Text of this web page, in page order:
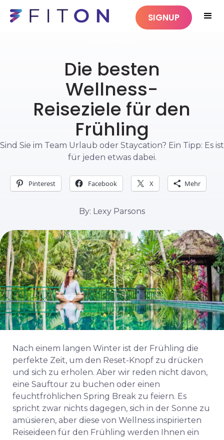
SIGNUP
Die besten
Wellness-
Reiseziele für den
Frühling
Sind Sie im Team Urlaub oder Staycation? Ein Tipp: Es ist
für jeden etwas dabei.
Pinterest Facebook X Mehr
By: Lexy Parsons
Nach einem langen Winter ist der Frühling die
perfekte Zeit, um den Reset-Knopf zu drücken
und sich zu erholen. Aber wir reden nicht davon,
eine Sauftour zu buchen oder einen
feuchtfröhlichen Spring Break zu feiern. Es
spricht zwar nichts dagegen, sich in der Sonne zu
amüsieren, aber diese von Wellness inspirierten
Reiseideen für den Frühling werden Ihnen ein